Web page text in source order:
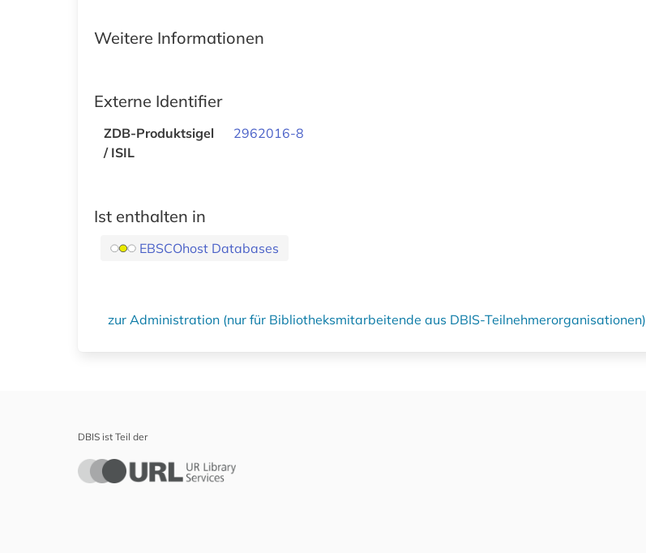
Weitere Informationen
Externe Identifier
ZDB-Produktsigel
/ ISIL
2962016-8
Ist enthalten in
EBSCOhost Databases
zur Administration (nur für Bibliotheksmitarbeitende aus DBIS-Teilnehmerorganisationen)
DBIS ist Teil der